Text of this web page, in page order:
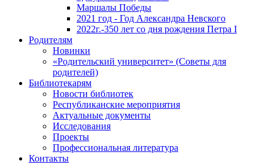
Маршалы Победы
2021 год - Год Александра Невского
2022г.-350 лет со дня рождения Петра I
Родителям
Новинки
«Родительский университет» (Советы для
родителей)
Библиотекарям
Новости библиотек
Республиканские мероприятия
Актуальные документы
Исследования
Проекты
Профессиональная литература
Контакты